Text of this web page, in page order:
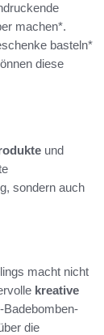
machen*.
basteln*
diese
und
sondern auch
macht nicht
kreative
Badebomben-
die